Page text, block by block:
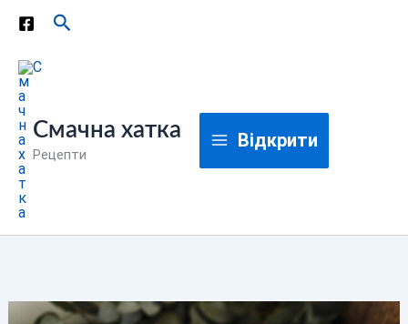
Перейти
вмісту
Пошук
Смачна хатка
Рецепти
Відкрити